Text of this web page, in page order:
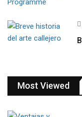
Most Viewed